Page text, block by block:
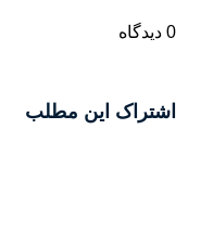
0 دیدگاه
اشتراک این مطلب